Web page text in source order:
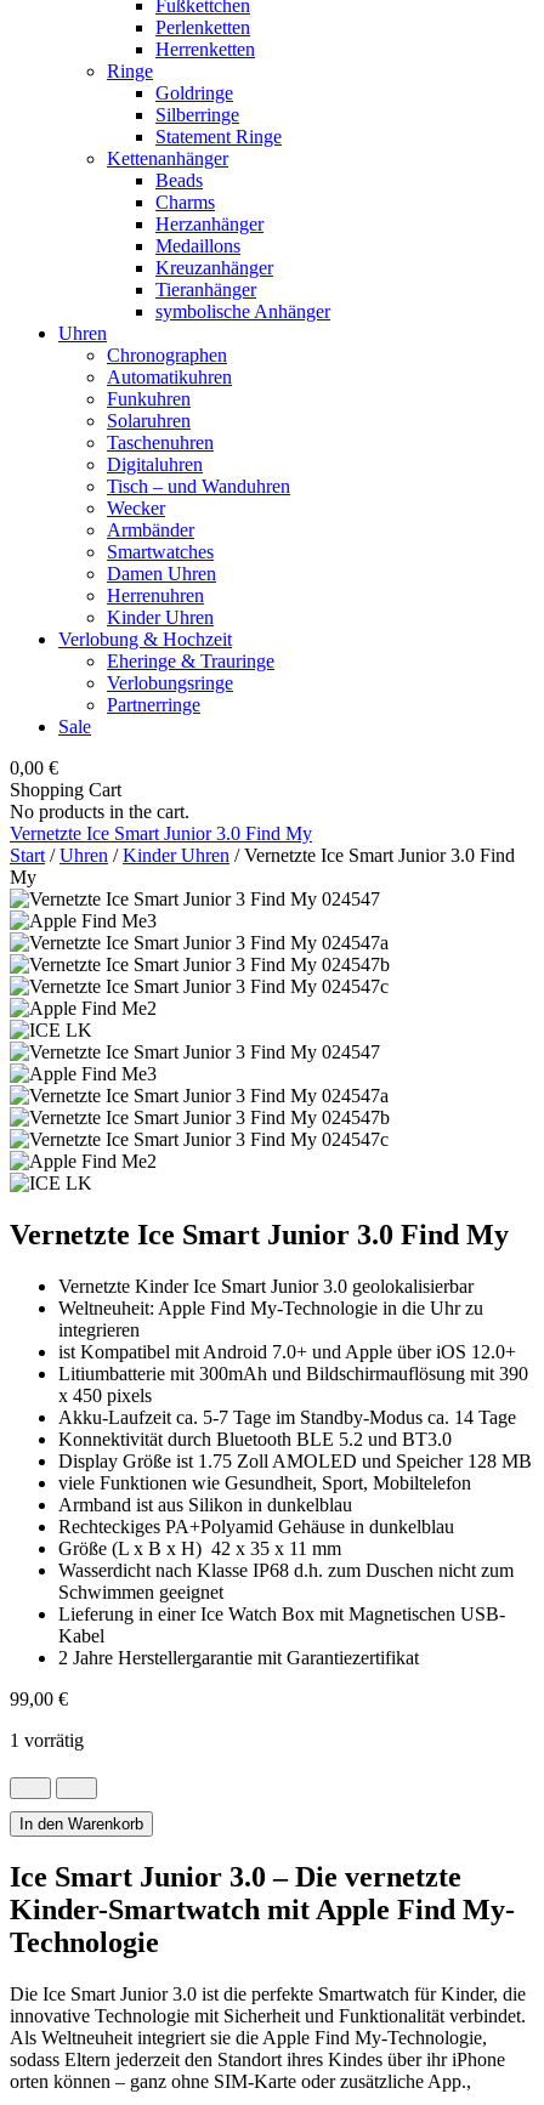
Fußkettchen
Perlenketten
Herrenketten
Ringe
Goldringe
Silberringe
Statement Ringe
Kettenanhänger
Beads
Charms
Herzanhänger
Medaillons
Kreuzanhänger
Tieranhänger
symbolische Anhänger
Uhren
Chronographen
Automatikuhren
Funkuhren
Solaruhren
Taschenuhren
Digitaluhren
Tisch – und Wanduhren
Wecker
Armbänder
Smartwatches
Damen Uhren
Herrenuhren
Kinder Uhren
Verlobung & Hochzeit
Eheringe & Trauringe
Verlobungsringe
Partnerringe
Sale
0,00 €
Shopping Cart
No products in the cart.
Vernetzte Ice Smart Junior 3.0 Find My
Start /Uhren /Kinder Uhren / Vernetzte Ice Smart Junior 3.0 Find
My
Vernetzte Ice Smart Junior 3.0 Find My
Vernetzte Kinder Ice Smart Junior 3.0 geolokalisierbar
Weltneuheit: Apple Find My-Technologie in die Uhr zu
integrieren
ist Kompatibel mit Android 7.0+ und Apple über iOS 12.0+
Litiumbatterie mit 300mAh und Bildschirmauflösung mit 390
x 450 pixels
Akku-Laufzeit ca. 5-7 Tage im Standby-Modus ca. 14 Tage
Konnektivität durch Bluetooth BLE 5.2 und BT3.0
Display Größe ist 1.75 Zoll AMOLED und Speicher 128 MB
viele Funktionen wie Gesundheit, Sport, Mobiltelefon
Armband ist aus Silikon in dunkelblau
Rechteckiges PA+Polyamid Gehäuse in dunkelblau
Größe (L x B x H) 42 x 35 x 11 mm
Wasserdicht nach Klasse IP68 d.h. zum Duschen nicht zum
Schwimmen geeignet
Lieferung in einer Ice Watch Box mit Magnetischen USB-
Kabel
2 Jahre Herstellergarantie mit Garantiezertifikat
99,00 €
1 vorrätig
Vernetzte
Ice
Smart
3.0
Find
My
Menge
In den Warenkorb
Ice Smart Junior 3.0 – Die vernetzte
Kinder-Smartwatch mit Apple Find My-
Technologie
Die Ice Smart Junior 3.0 ist die perfekte Smartwatch für Kinder, die
innovative Technologie mit Sicherheit und Funktionalität verbindet.
Als Weltneuheit integriert sie die Apple Find My-Technologie,
sodass Eltern jederzeit den Standort ihres Kindes über ihr iPhone
orten können – ganz ohne SIM-Karte oder zusätzliche App.,